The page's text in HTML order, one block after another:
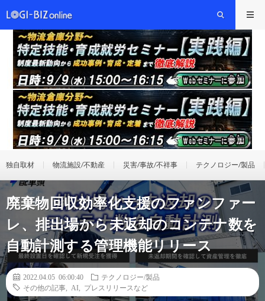
独自取材 物流施設/不動産 災害/事故/不祥事 テクノロジー/製品
廃棄物回収効率化支援のファンファー
レ、排出場から未返却のコンテナ数を
自動計測する管理機能リリース
2022.04.05 06:00:40
テクノロジー/製品
その他の記事
AI プレスリリースなど